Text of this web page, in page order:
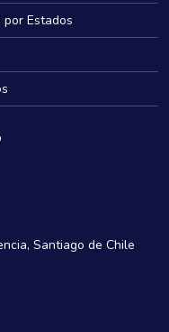
por Estados
Santiago de Chile